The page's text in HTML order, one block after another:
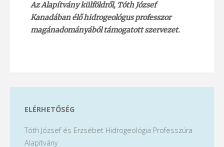
Az Alapítvány külföldről, Tóth József
Kanadában élő hidrogeológus professzor
magánadományából támogatott szervezet.
ELÉRHETŐSÉG
Tóth József és Erzsébet Hidrogeológia Professzúra
Alapítvány